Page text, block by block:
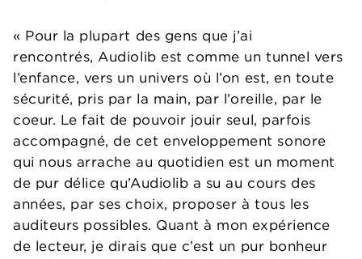
« Pour la plupart des gens que j’ai
rencontrés, Audiolib est comme un tunnel vers
l’enfance, vers un univers où l’on est, en toute
sécurité, pris par la main, par l’oreille, par le
coeur. Le fait de pouvoir jouir seul, parfois
accompagné, de cet enveloppement sonore
qui nous arrache au quotidien est un moment
de pur délice qu’Audiolib a su au cours des
années, par ses choix, proposer à tous les
auditeurs possibles. Quant à mon expérience
de lecteur, je dirais que c’est un pur bonheur